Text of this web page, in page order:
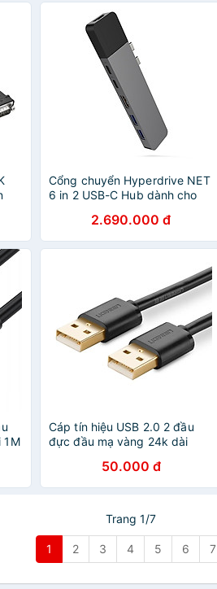
Cổng chuyển Hyperdrive NET
6 in 2 USB-C Hub dành cho
2016/2017/2018
2.690.000 đ
1M
Cáp tín hiệu USB 2.0 2 đầu
đực đầu mạ vàng 24k dài
USB10308Us102 Hàng chính
hãng
50.000 đ
Trang 1/7
1 2 3 4 5 6 7